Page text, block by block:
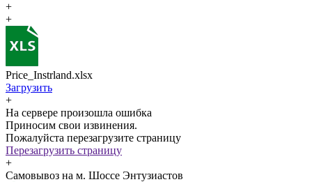
+
+
Price_Instrland.xlsx
Загрузить
+
На сервере произошла ошибка
Приносим свои извинения.
Пожалуйста перезагрузите страницу
Перезагрузить страницу
+
Самовывоз на м. Шоссе Энтузиастов